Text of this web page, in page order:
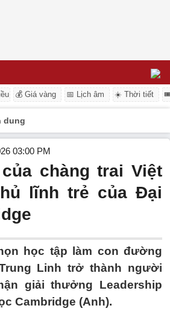
💰 Giá vàng 📅 Lịch âm ☀️ Thời tiết
dung
03:00 PM
chàng trai Việt
lĩnh trẻ của Đại
học tập làm con đường
Linh trở thành người
giải thưởng Leadership
Cambridge (Anh).